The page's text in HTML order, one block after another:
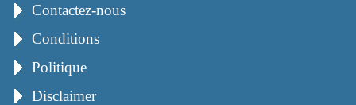
Contactez-nous
Conditions
Politique
Disclaimer